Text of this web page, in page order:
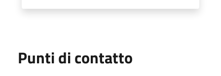
Punti di contatto